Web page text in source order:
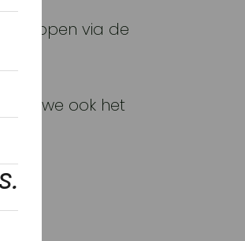
opkopen via de
of we ook het